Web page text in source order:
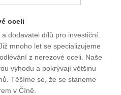
oceli
dodavatel dílů pro investiční
mnoho let se specializujeme
z nerezové oceli. Naše
výhodu a pokrývají většinu
Těšíme se, že se staneme
v Číně.